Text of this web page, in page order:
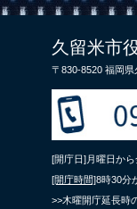
久留米市
〒830-8520 福岡
[開庁日]月曜日か
[開庁時間]8時30分
>>木曜開庁延長時